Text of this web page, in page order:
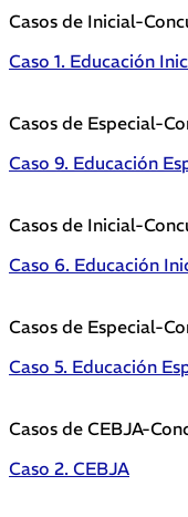
Casos de Inicial-
Caso 1. Educación
Casos de Especial-
Caso 9. Educación
Casos de Inicial-
Caso 6. Educación
Casos de Especial-
Caso 5. Educación
Casos de CEBJA-
Caso 2. CEBJA